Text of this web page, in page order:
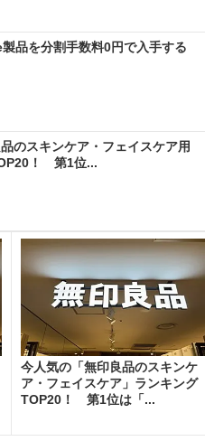
品を分割手数料0円で入手する
のスキンケア・フェイスケア用
！ 第1位...
今人気の「無印良品のスキンケ
ア・フェイスケア」ランキング
TOP20！ 第1位は「...